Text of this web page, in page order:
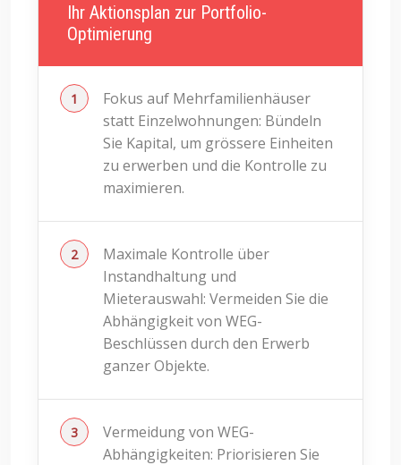
Ihr Aktionsplan zur Portfolio-
Optimierung
Fokus auf Mehrfamilienhäuser
statt Einzelwohnungen: Bündeln
Sie Kapital, um grössere Einheiten
zu erwerben und die Kontrolle zu
maximieren.
Maximale Kontrolle über
Instandhaltung und
Mieterauswahl: Vermeiden Sie die
Abhängigkeit von WEG-
Beschlüssen durch den Erwerb
ganzer Objekte.
Vermeidung von WEG-
Abhängigkeiten: Priorisieren Sie